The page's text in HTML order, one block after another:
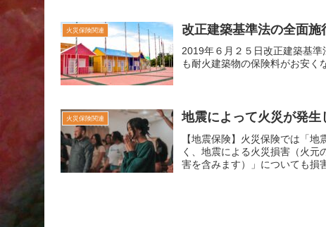
火災保険関連 改正建築基準法の全面施
2019年６月２５日改正建築基
も耐火建築物の保険料がお安く
火災保険関連 地震によって火災が発生
【地震保険】火災保険では「
く、地震による火災損害（火元
害を含みます）」についても損